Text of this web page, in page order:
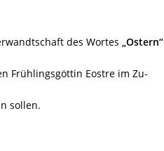
des Wortes „Ostern“
Frühlingsgöttin Eostre im Zu-
sollen.